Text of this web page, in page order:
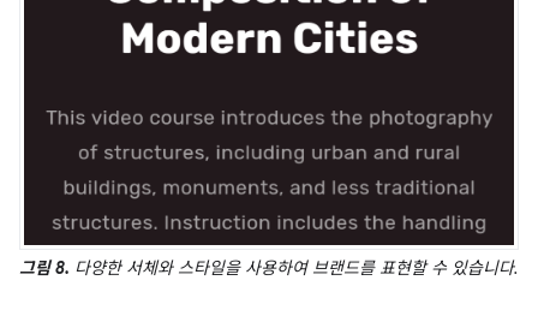
그림 8. 다양한 서체와 스타일을 사용하여 브랜드를 표현할 수 있습니다.